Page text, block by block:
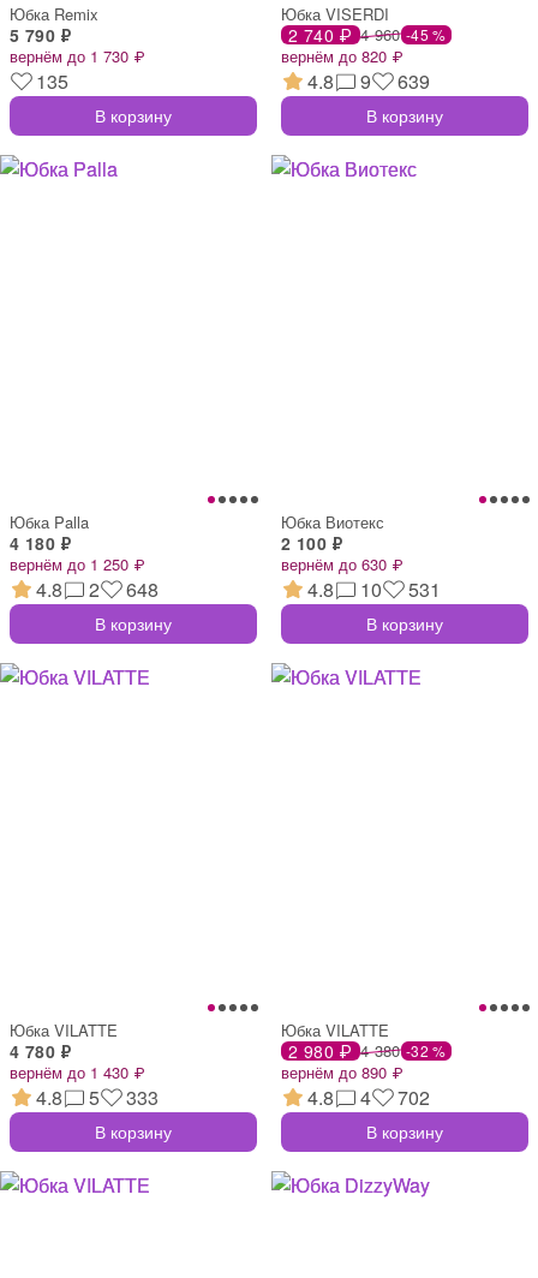
Юбка Remix
5 790 ₽
вернём до 1 730 ₽
135
В корзину
Юбка VISERDI
2 740 ₽ 4 960 -45 %
вернём до 820 ₽
4.8 9 639
В корзину
Юбка Palla
4 180 ₽
вернём до 1 250 ₽
4.8 2 648
В корзину
Юбка Виотекс
2 100 ₽
вернём до 630 ₽
4.8 10 531
В корзину
Юбка VILATTE
4 780 ₽
вернём до 1 430 ₽
4.8 5 333
В корзину
Юбка VILATTE
2 980 ₽ 4 380 -32 %
вернём до 890 ₽
4.8 4 702
В корзину